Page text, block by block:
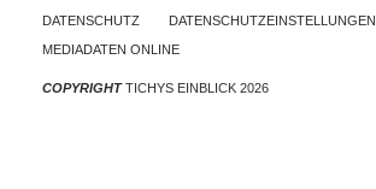
DATENSCHUTZ
DATENSCHUTZEINSTELLUNGEN
MEDIADATEN ONLINE
COPYRIGHTTICHYS EINBLICK 2026